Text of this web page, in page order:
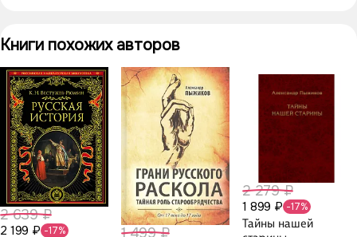
Книги похожих авторов
2 639 ₽
2 199 ₽ -17% 1 499 ₽
2 279 ₽
1 899 ₽ -17%
Тайны нашей